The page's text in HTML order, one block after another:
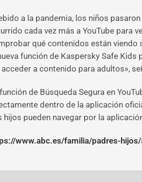
a la pandemia, los niños
cada vez más a YouTube para
qué contenidos están viendo
función de Kaspersky Safe
acceder a contenido para adultos»,
de Búsqueda Segura en
dentro de la aplicación
hijos pueden navegar por la
www.abc.es/familia/padres-